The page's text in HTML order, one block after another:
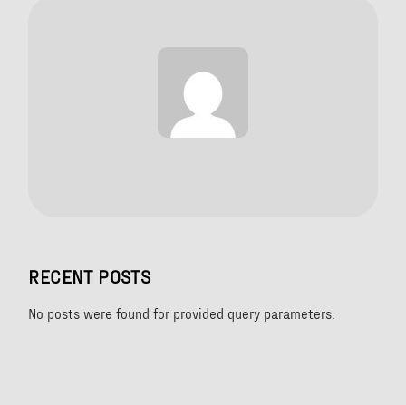
RECENT POSTS
No posts were found for provided query parameters.